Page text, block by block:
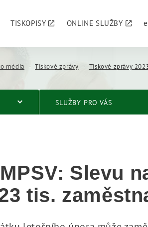
TISKOPISY ONLINE SLUŽBY
média Tiskové zprávy Tiskové zprávy
SLUŽBY PRO VÁS
Slevu
tis.